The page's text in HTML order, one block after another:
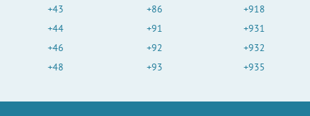
+43
+44
+46
+48
+86
+91
+92
+93
+918
+931
+932
+935